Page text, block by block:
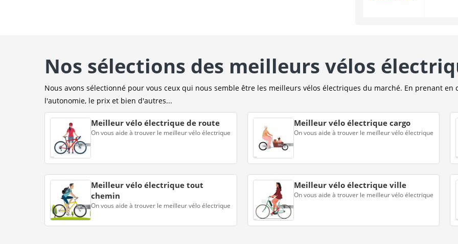
Nos sélections des meilleurs vélos
Nous avons sélectionné pour vous ceux qui nous semble être les meilleurs vélos électriques du marché. En prenant
l'autonomie, le prix et bien d'autres...
Meilleur vélo électrique de route
On vous aide à trouver le meilleur vélo électrique
Meilleur vélo électrique cargo
On vous aide à trouver le meilleur vélo électrique
Meilleur vélo électrique tout
chemin
On vous aide à trouver le meilleur vélo électrique
Meilleur vélo électrique ville
On vous aide à trouver le meilleur vélo électrique